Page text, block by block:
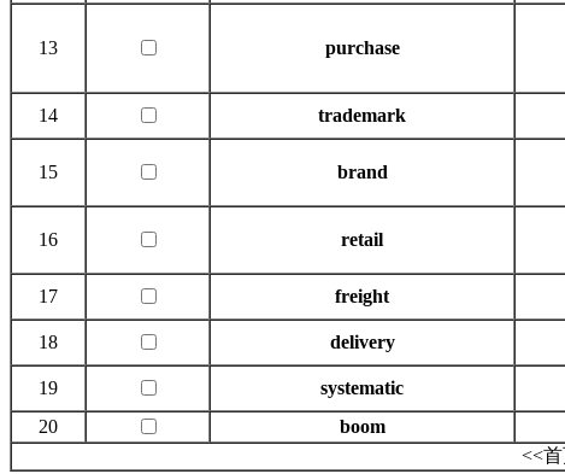
13 purchase
14 trademark
15 brand
16 retail
17 freight
18 delivery
19 systematic
20
boom
<<